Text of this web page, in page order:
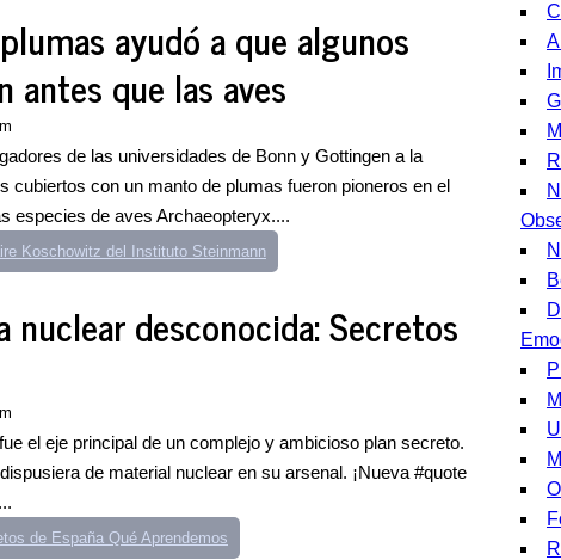
ayudó a que algunos
antes que las aves
de las universidades de Bonn y Gottingen a la
cubiertos con un manto de plumas fueron pioneros en el
especies de aves Archaeopteryx....
Koschowitz del Instituto Steinmann
nuclear desconocida: Secretos
el eje principal de un complejo y ambicioso plan secreto.
de material nuclear en su arsenal. ¡Nueva #quote
de España Qué Aprendemos